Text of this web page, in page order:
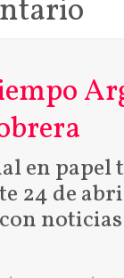
en papel
24 de